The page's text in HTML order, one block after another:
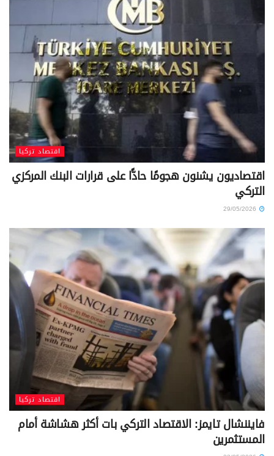
اقتصاد تركيا
اقتصاديون يشنون هجومًا حادًّا على قرارات البنك المركزي
التركي
اقتصاد تركيا
فايننشال تايمز: الاقتصاد التركي بات أكثر هشاشة أمام
المستثمرين